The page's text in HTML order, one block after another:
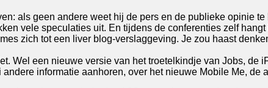
als geen andere weet hij de pers en de publieke opinie
vele speculaties uit. En tijdens de conferenties zelf
zich tot een liver blog-verslaggeving. Je zou haast
Wel een nieuwe versie van het troetelkindje van Jobs,
informatie aanhoren, over het nieuwe Mobile Me,